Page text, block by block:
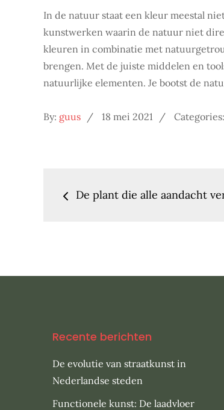
In de natuur staat een kleur meestal
kunstwerken waarin de natuur niet
kleuren in combinatie met
brengen. Met de juiste middelen en
natuurlijke elementen. Je bootst de
By: guus
Posted
18 mei 2021 Categories:
Bericht
navigatie
De plant die alle aandacht
Recente berichten
De evolutie van straatkunst in
Nederlandse steden
Functionele kunst: De laadvloer